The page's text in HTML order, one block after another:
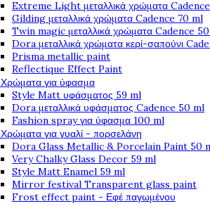
Extreme Light μεταλλικά χρώματα
Gilding μεταλλικά χρώματα Cadence 70 ml
Twin magic μεταλλικά χρώματα Cadence
Dora μεταλλικά χρώματα κερί-σαπούνι
Prisma metallic paint
Reflectique Effect Paint
Χρώματα για ύφασμα
Style Matt υφάσματος 59 ml
Dora μεταλλικά υφάσματος Cadence 50 ml
Fashion spray για ύφασμα 100 ml
Χρώματα για γυαλί - πορσελάνη
Dora Glass Metallic & Porcelain Paint 50
Very Chalky Glass Decor 59 ml
Style Matt Enamel 59 ml
Mirror festival Transparent glass paint
Frost effect paint - Εφέ παγωμένου